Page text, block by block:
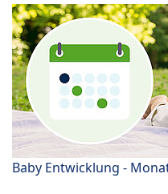
Baby Entwicklung -